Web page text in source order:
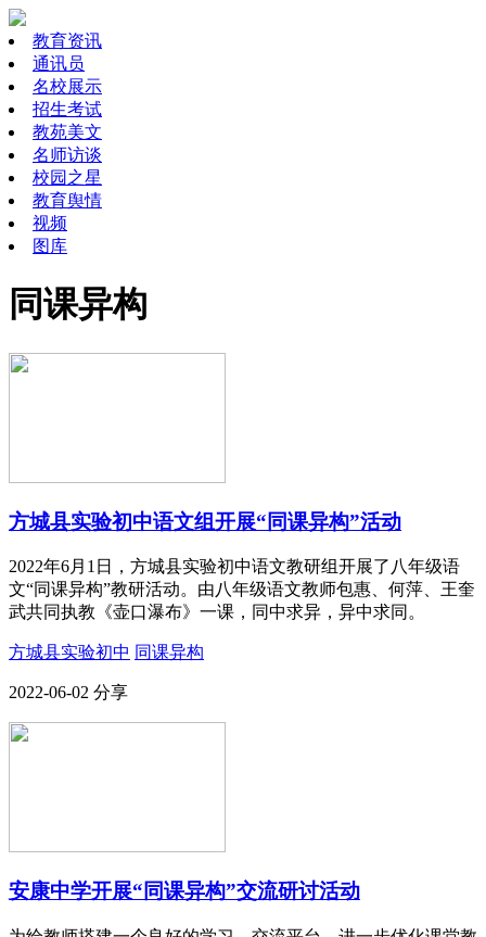
教育资讯
通讯员
名校展示
招生考试
教苑美文
名师访谈
校园之星
教育舆情
视频
图库
同课异构
方城县实验初中语文组开展“同课异构”活动
2022年6月1日，方城县实验初中语文教研组开展了八年级语
文“同课异构”教研活动。由八年级语文教师包惠、何萍、王奎
武共同执教《壶口瀑布》一课，同中求异，异中求同。
方城县实验初中 同课异构
2022-06-02 分享
安康中学开展“同课异构”交流研讨活动